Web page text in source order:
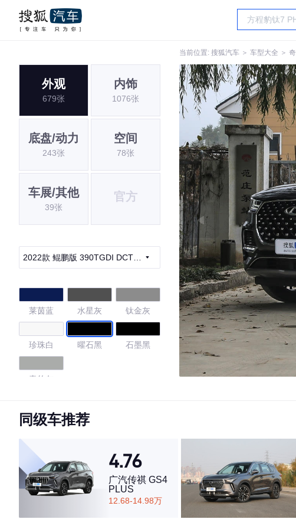
当前位置: 搜狐汽车 ＞ 车型大全 ＞
外观
679张
内饰
1076张
底盘/动力
243张
空间
78张
车展/其他
39张
官方
2022款 鲲鹏版 390TGDI DCT豪
莱茵蓝 水星灰 钛金灰
珍珠白 曜石黑 石墨黑
青竹灰
4.64
·外观表现一般，低于74%同级车
·内饰表现较为优秀，优于50%同级车
·空间表现一般，低于61%同级车
同级车推荐
4.76
广汽传祺 GS4
PLUS
12.68-14.98万